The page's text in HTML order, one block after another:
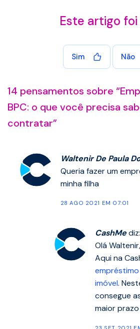
Este artigo
Sim Não
14 pensamentos sobre “
BPC: o que você precisa
contratar”
Waltenir De Paula
Queria fazer um
minha filha
28 AGO 2021 EM 07:01
CashMe diz:
Olá
Aqui na
imóvel.
consegue
maior